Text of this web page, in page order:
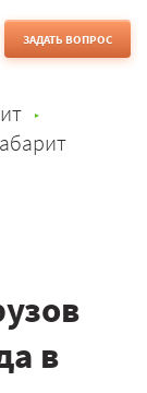
ЗАДАТЬ ВОПРОС
в